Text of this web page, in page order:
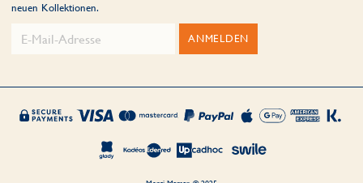
neuen Kollektionen.
ANMELDEN